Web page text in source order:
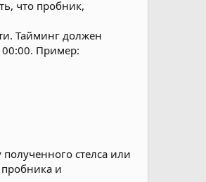
что пробник,
Тайминг должен
00:00. Пример:
стелса или
и